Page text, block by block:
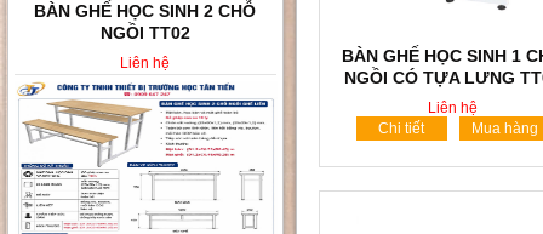
BÀN GHẾ HỌC SINH VÀ SINH
VIÊN TT010
Liên hệ
BÀN GHẾ HỌC SINH 1
NGỒI CÓ TỰA LƯNG
Liên hệ
Chi tiết
Mua hàng